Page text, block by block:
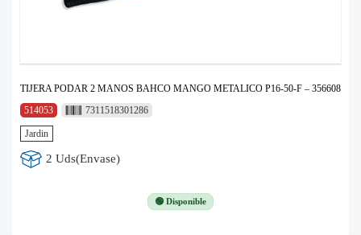
TIJERA PODAR 2 MANOS BAHCO MANGO METALICO P16-50-F – 356608
514053
7311518301286
Jardin
2 Uds(Envase)
🟢 Disponible